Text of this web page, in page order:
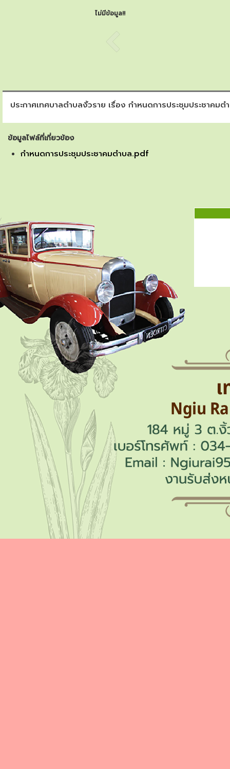
ไม่มีข้อมูล!!
ประกาศเทศบาลตำบลงิ้วราย เรื่อง กำหนดการประชุมประชาคมต
ข้อมูลไฟล์ที่เกี่ยวข้อง
กำหนดการประชุมประชาคมตำบล.pdf